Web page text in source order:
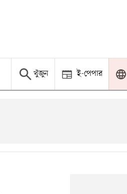
খুঁজুন ই-পেপার